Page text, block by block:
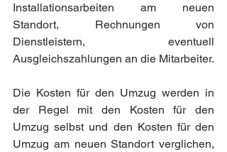
Installationsarbeiten am neuen
Standort, Rechnungen von
Dienstleistern, eventuell
Ausgleichszahlungen an die Mitarbeiter.
Die Kosten für den Umzug werden in
der Regel mit den Kosten für den
Umzug selbst und den Kosten für den
Umzug am neuen Standort verglichen,